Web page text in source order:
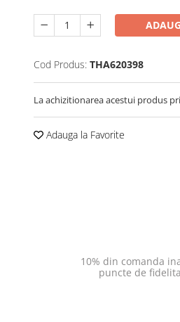
Cod Produs: THA620398
La achizitionarea acestui produs
Adauga la Favorite
10% din comanda
puncte de